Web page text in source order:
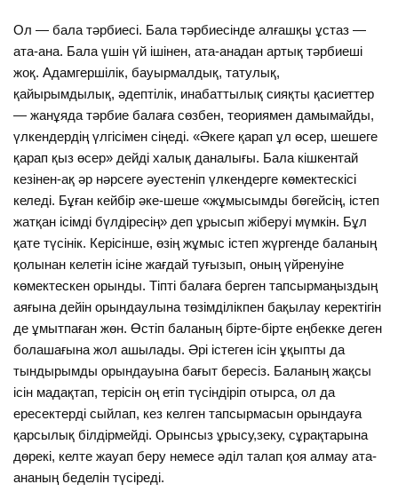
Ол — бала тәрбиесі. Бала тәрбиесінде алғашқы ұстаз —
ата-ана. Бала үшін үй ішінен, ата-анадан артық тәрбиеші
жоқ. Адамгершілік, бауырмалдық, татулық,
қайырымдылық, әдептілік, инабаттылық сияқты қасиеттер
— жанұяда тәрбие балаға сөзбен, теориямен дамымайды,
үлкендердің үлгісімен сіңеді. «Әкеге қарап ұл өсер, шешеге
қарап қыз өсер» дейді халық даналығы. Бала кішкентай
кезінен-ақ әр нәрсеге әуестеніп үлкендерге көмектескісі
келеді. Бұған кейбір әке-шеше «жұмысымды бөгейсің, істеп
жатқан ісімді бүлдіресің» деп ұрысып жіберуі мүмкін. Бұл
қате түсінік. Керісінше, өзің жұмыс істеп жүргенде баланың
қолынан келетін ісіне жағдай туғызып, оның үйренуіне
көмектескен орынды. Тіпті балаға берген тапсырмаңыздың
аяғына дейін орындаулына төзімділікпен бақылау керектігін
де ұмытпаған жөн. Өстіп баланың бірте-бірте еңбекке деген
болашағына жол ашылады. Әрі істеген ісін ұқыпты да
тындырымды орындауына бағыт бересіз. Баланың жақсы
ісін мадақтап, терісін оң етіп түсіндіріп отырса, ол да
ересектерді сыйлап, кез келген тапсырмасын орындауға
қарсылық білдірмейді. Орынсыз ұрысу,зеку, сұрақтарына
дөрекі, келте жауап беру немесе әділ талап қоя алмау ата-
ананың беделін түсіреді.